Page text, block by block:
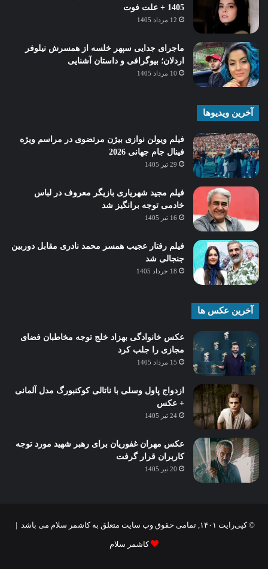
1405 + علت فوت
12 مرداد 1405
ماجرای جدایی سپهر خلسه از همسرش نیلوفر
اردلان؛ بیوگرافی و داستان آشنایی
10 مرداد 1405
آخرین ویدیوها
فیلم ویولن نوازی بیژن مرتضوی در مراسم ویژه
فینال جام جهانی 2026
29 تیر 1405
فیلم مجید شهریاری بازیگر معروف در لباس
خادمی توجه برانگیز شد
16 تیر 1405
فیلم رفتار عجیب همسر محمد نادری مقابل دوربین
جنجالی شد
18 خرداد 1405
آخرین عکس ها
عکس خانوادگی بهزاد خلج توجه مخاطبان فضای
مجازی را جلب کرد
15 مرداد 1405
ازدواج پاول وسلی با ناتالی کوکنبورگ مدل آلمانی
+ عکس
24 تیر 1405
عکس مهران غفوریان برای رهبر شهید مورد توجه
کاربران قرار گرفت
20 تیر 1405
© کپی‌رایت ۱۴۰۱, تمامی حقوق وب سایت متعلق به کاشمر سلام می باشد |
کاشمر سلام